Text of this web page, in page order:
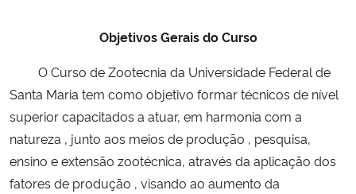
Ministério da Educação
Ministério da Cidadania
Ministério da Saúde
Objetivos Gerais do Curso
O Curso de Zootecnia da Universidade Federal de
Santa Maria tem como objetivo formar técnicos de nível
superior capacitados a atuar, em harmonia com a
natureza , junto aos meios de produção , pesquisa,
ensino e extensão zootécnica, através da aplicação dos
fatores de produção , visando ao aumento da